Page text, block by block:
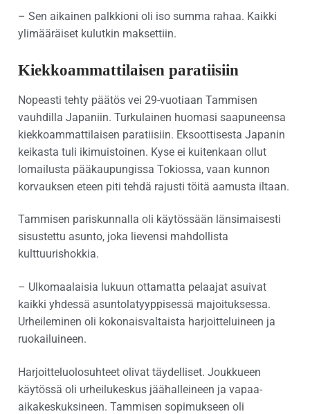
– Sen aikainen palkkioni oli iso summa rahaa. Kaikki
ylimääräiset kulutkin maksettiin.
Kiekkoammattilaisen paratiisiin
Nopeasti tehty päätös vei 29-vuotiaan Tammisen
vauhdilla Japaniin. Turkulainen huomasi saapuneensa
kiekkoammattilaisen paratiisiin. Eksoottisesta Japanin
keikasta tuli ikimuistoinen. Kyse ei kuitenkaan ollut
lomailusta pääkaupungissa Tokiossa, vaan kunnon
korvauksen eteen piti tehdä rajusti töitä aamusta iltaan.
Tammisen pariskunnalla oli käytössään länsimaisesti
sisustettu asunto, joka lievensi mahdollista
kulttuurishokkia.
– Ulkomaalaisia lukuun ottamatta pelaajat asuivat
kaikki yhdessä asuntolatyyppisessä majoituksessa.
Urheileminen oli kokonaisvaltaista harjoitteluineen ja
ruokailuineen.
Harjoitteluolosuhteet olivat täydelliset. Joukkueen
käytössä oli urheilukeskus jäähalleineen ja vapaa-
aikakeskuksineen. Tammisen sopimukseen oli